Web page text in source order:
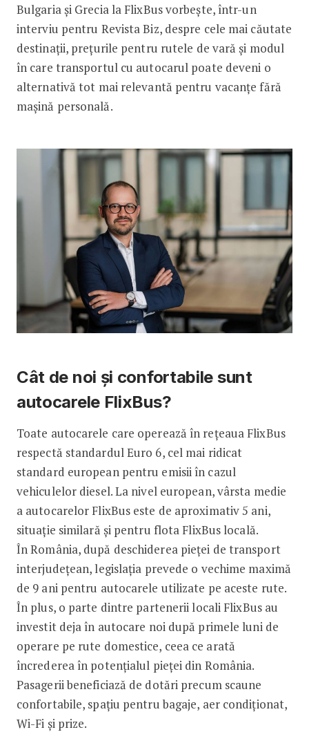
Bulgaria și Grecia la FlixBus vorbește, într-un
interviu pentru Revista Biz, despre cele mai căutate
destinații, prețurile pentru rutele de vară și modul
în care transportul cu autocarul poate deveni o
alternativă tot mai relevantă pentru vacanțe fără
mașină personală.
Cât de noi și confortabile sunt
autocarele FlixBus?
Toate autocarele care operează în rețeaua FlixBus
respectă standardul Euro 6, cel mai ridicat
standard european pentru emisii în cazul
vehiculelor diesel. La nivel european, vârsta medie
a autocarelor FlixBus este de aproximativ 5 ani,
situație similară și pentru flota FlixBus locală.
În România, după deschiderea pieței de transport
interjudețean, legislația prevede o vechime maximă
de 9 ani pentru autocarele utilizate pe aceste rute.
În plus, o parte dintre partenerii locali FlixBus au
investit deja în autocare noi după primele luni de
operare pe rute domestice, ceea ce arată
încrederea în potențialul pieței din România.
Pasagerii beneficiază de dotări precum scaune
confortabile, spațiu pentru bagaje, aer condiționat,
Wi-Fi și prize.